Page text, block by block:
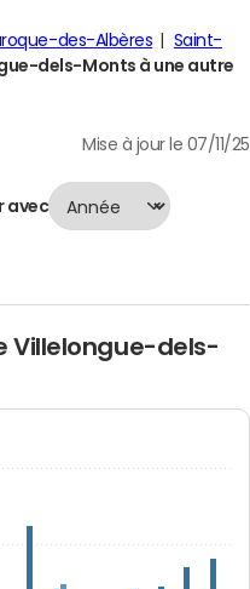
des-Albères
Saint-
dels-Monts à une autre
Mise à jour le 07/11/25
avec
Villelongue-dels-